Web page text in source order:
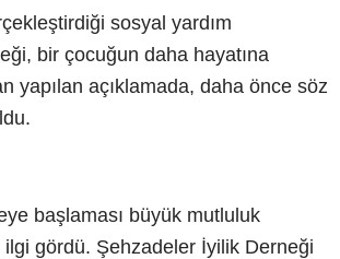
sosyal yardım
bir çocuğun daha hayatına
yapılan açıklamada, daha önce söz
başlaması büyük mutluluk
gördü. Şehzadeler İyilik Derneği